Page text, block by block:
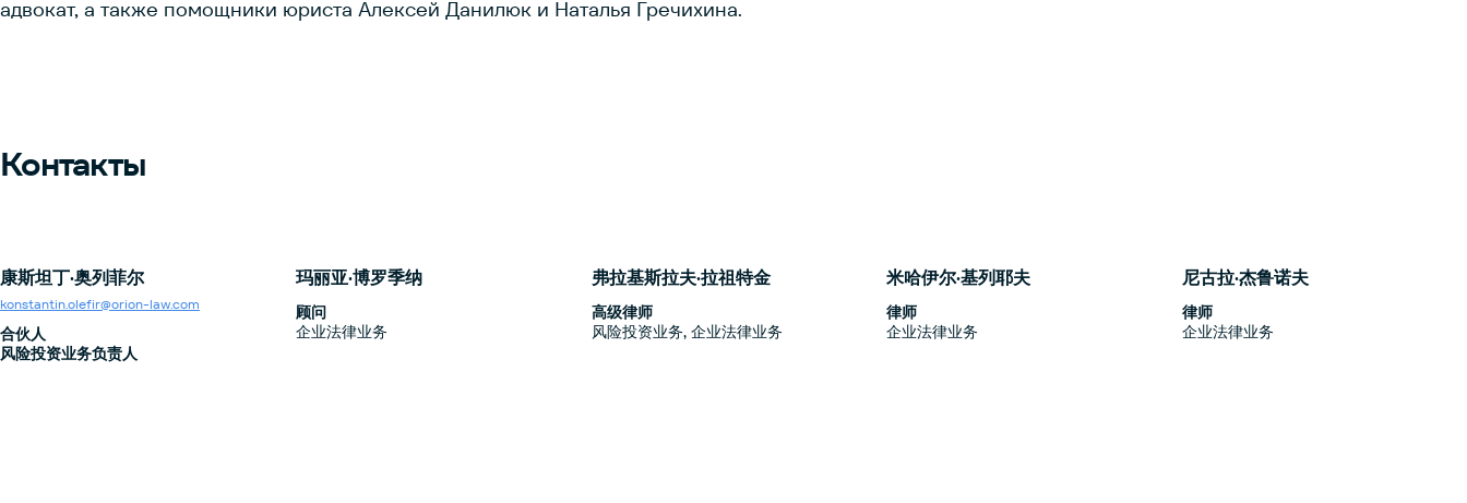
адвокат, а также помощники юриста Алексей Данилюк и Наталья Гречихина.
Контакты
康斯坦丁·奥列菲尔
konstantin.olefir@orion-law.com
合伙人
风险投资业务负责人
玛丽亚·博罗季纳
顾问
企业法律业务
弗拉基斯拉夫·拉祖特金
高级律师
风险投资业务, 企业法律业务
米哈伊尔·基列耶夫
律师
企业法律业务
尼古拉·杰鲁诺夫
律师
企业法律业务